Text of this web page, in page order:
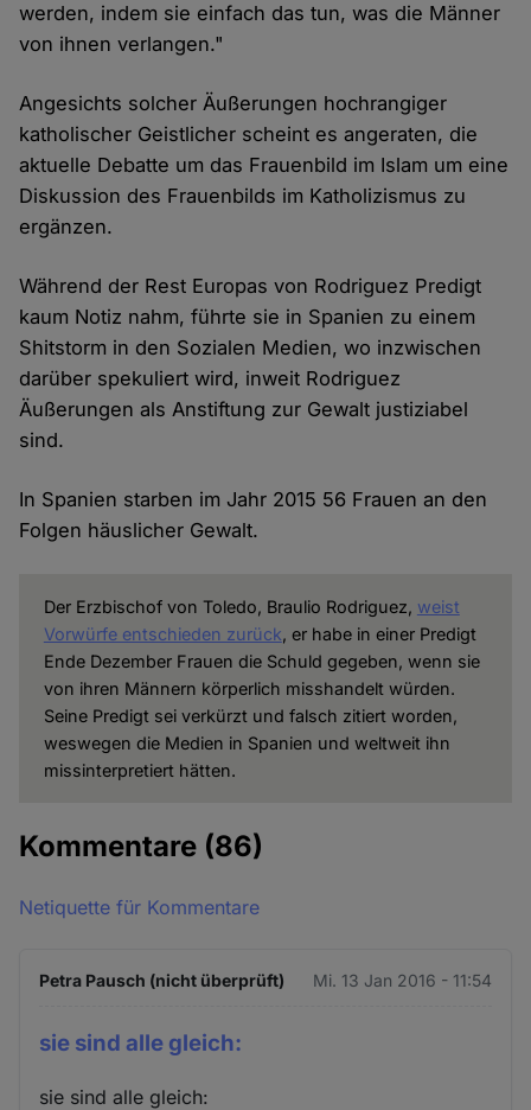
werden, indem sie einfach das tun, was die Männer
von ihnen verlangen."
Angesichts solcher Äußerungen hochrangiger
katholischer Geistlicher scheint es angeraten, die
aktuelle Debatte um das Frauenbild im Islam um eine
Diskussion des Frauenbilds im Katholizismus zu
ergänzen.
Während der Rest Europas von Rodriguez Predigt
kaum Notiz nahm, führte sie in Spanien zu einem
Shitstorm in den Sozialen Medien, wo inzwischen
darüber spekuliert wird, inweit Rodriguez
Äußerungen als Anstiftung zur Gewalt justiziabel
sind.
In Spanien starben im Jahr 2015 56 Frauen an den
Folgen häuslicher Gewalt.
Der Erzbischof von Toledo, Braulio Rodriguez, weist
Vorwürfe entschieden zurück, er habe in einer Predigt
Ende Dezember Frauen die Schuld gegeben, wenn sie
von ihren Männern körperlich misshandelt würden.
Seine Predigt sei verkürzt und falsch zitiert worden,
weswegen die Medien in Spanien und weltweit ihn
missinterpretiert hätten.
Kommentare (86)
Netiquette für Kommentare
Petra Pausch (nicht überprüft) Mi. 13 Jan 2016 - 11:54
sie sind alle gleich:
sie sind alle gleich: